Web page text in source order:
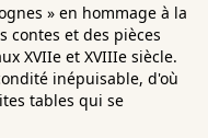
» en hommage à la
contes et des pièces
XVIIe et XVIIIe siècle.
inépuisable, d'où
tables qui se